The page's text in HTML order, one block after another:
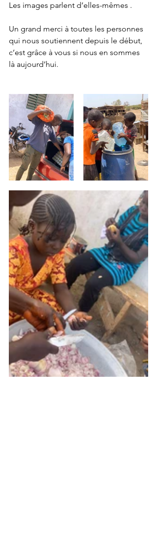
Les images parlent d’elles-mêmes .
Un grand merci à toutes les personnes
qui nous soutiennent depuis le début,
c’est grâce à vous si nous en sommes
là aujourd’hui.